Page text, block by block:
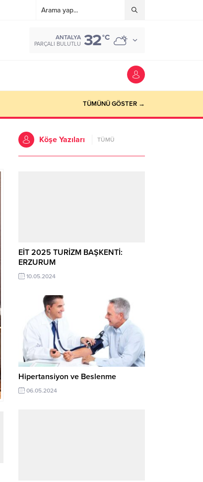
ANTALYA
PARÇALI BULUTLU 32°C
TÜMÜNÜ GÖSTER →
Köşe Yazıları TÜMÜ
EİT 2025 TURİZM BAŞKENTİ:
ERZURUM
10.05.2024
Hipertansiyon ve Beslenme
06.05.2024